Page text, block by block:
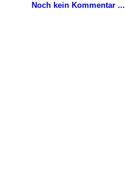
Noch kein Kommentar ...